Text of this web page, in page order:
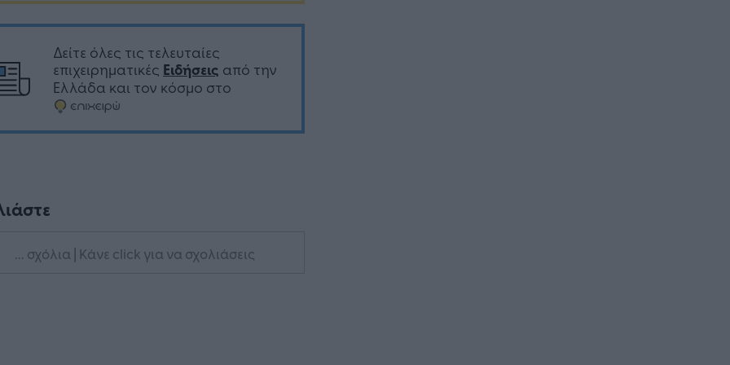
Δείτε όλες τις τελευταίες
επιχειρηματικές Ειδήσεις από την
Ελλάδα και τον κόσμο στο
... σχόλια | Κάνε click για να σχολιάσεις